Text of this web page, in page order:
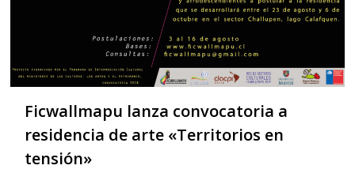
Ficwallmapu lanza convocatoria a
residencia de arte «Territorios en
tensión»